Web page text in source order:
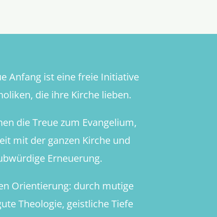
Anfang ist eine freie Initiative
die ihre Kirche lieben.
die Treue zum Evangelium,
mit der ganzen Kirche und
Erneuerung.
Orientierung: durch mutige
Theologie, geistliche Tiefe